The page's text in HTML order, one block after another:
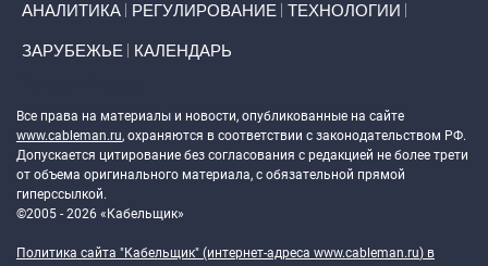
АНАЛИТИКА РЕГУЛИРОВАНИЕ ТЕХНОЛОГИИ
ЗАРУБЕЖЬЕ КАЛЕНДАРЬ
Все права на материалы и новости, опубликованные на сайте
www.cableman.ru, охраняются в соответствии с законодательством РФ.
Допускается цитирование без согласования с редакцией не более трети
от объема оригинального материала, с обязательной прямой
гиперссылкой.
©2005 - 2026 «Кабельщик»
Политика сайта "Кабельщик" (интернет-адреса www.cableman.ru) в